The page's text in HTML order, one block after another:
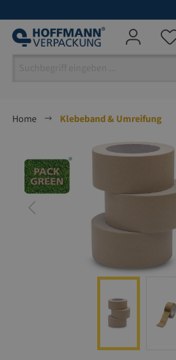
Home
Klebeband & Umreifung
Bildergalerie überspringen